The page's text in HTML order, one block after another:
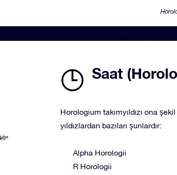
Saat
Horologium takımyıldızı ona
yıldızlardan bazıları şunlardır:
Alpha Horologii
R Horologii